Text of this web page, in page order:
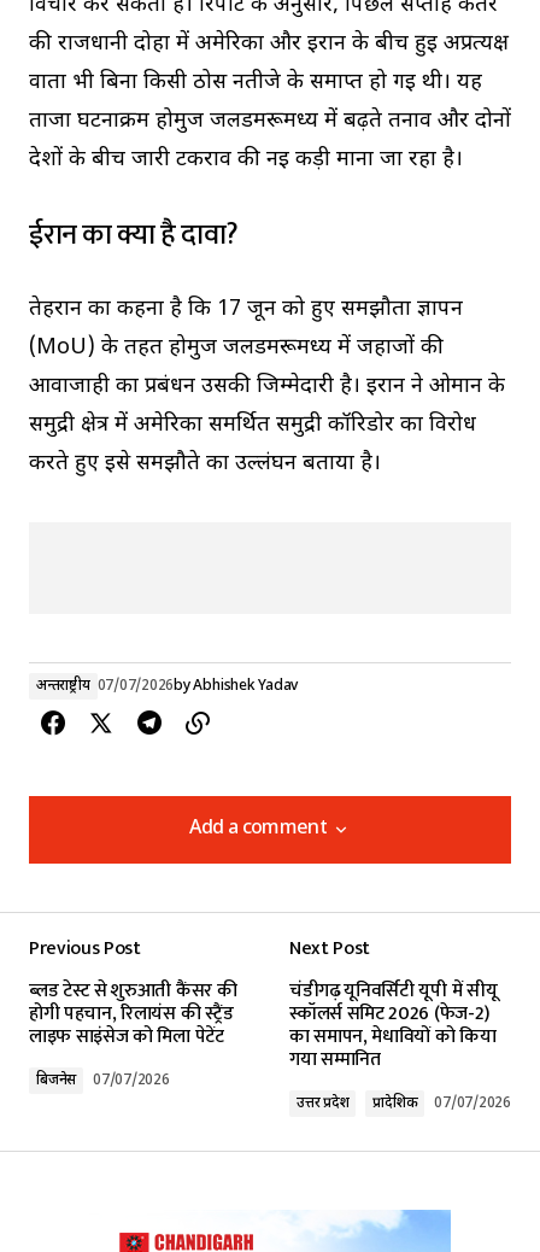
की राजधानी दोहा में अमेरिका और ईरान के बीच हुई अप्रत्यक्ष
वार्ता भी बिना किसी ठोस नतीजे के समाप्त हो गई थी। यह
ताजा घटनाक्रम होर्मुज जलडमरूमध्य में बढ़ते तनाव और दोनों
देशों के बीच जारी टकराव की नई कड़ी माना जा रहा है।
ईरान का क्या है दावा?
तेहरान का कहना है कि 17 जून को हुए समझौता ज्ञापन
(MoU) के तहत होर्मुज जलडमरूमध्य में जहाजों की
आवाजाही का प्रबंधन उसकी जिम्मेदारी है। ईरान ने ओमान के
समुद्री क्षेत्र में अमेरिका समर्थित समुद्री कॉरिडोर का विरोध
करते हुए इसे समझौते का उल्लंघन बताया है।
अन्तर्राष्ट्रीय 07/07/2026byAbhishek Yadav
Add a comment
Add a comment
Required fields are marked*
Previous Post
ब्लड टेस्ट से शुरुआती कैंसर की
होगी पहचान, रिलायंस की स्ट्रैंड
लाइफ साइंसेज को मिला पेटेंट
बिजनेस 07/07/2026
Next Post
चंडीगढ़ यूनिवर्सिटी यूपी में सीयू
स्कॉलर्स समिट 2026 (फेज-2)
का समापन, मेधावियों को किया
गया सम्मानित
उत्तर प्रदेश प्रादेशिक 07/07/2026